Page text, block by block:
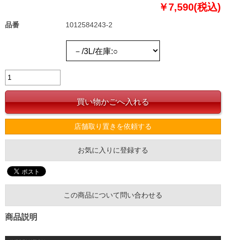
￥7,590(税込)
品番 1012584243-2
店舗取り置きを依頼する
お気に入りに登録する
この商品について問い合わせる
商品説明